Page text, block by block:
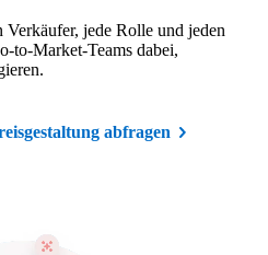
jede Rolle und jeden
to-Market-Teams dabei,
abfragen